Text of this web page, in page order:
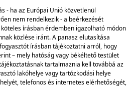
- ha az Európai Unió közvetlenül
nem rendelkezik - a beérkezését
írásban érdemben igazolható módon
közlése iránt. A panasz elutasítása
írásban tájékoztatni arról, hogy
– mely hatóság vagy békéltető testület
tartalmaznia kell továbbá az
lakóhelye vagy tartózkodási helye
telefonos és internetes elérhetőségét,